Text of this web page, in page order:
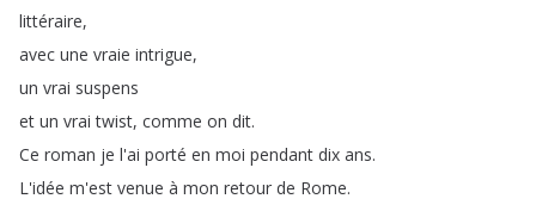
littéraire,
avec une vraie intrigue,
un vrai suspens
et un vrai twist, comme on dit.
Ce roman je l'ai porté en moi pendant dix ans.
L'idée m'est venue à mon retour de Rome.